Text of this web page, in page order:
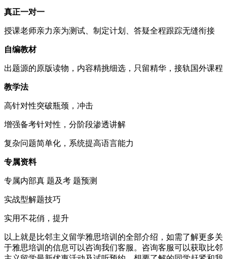
真正一对一
授课老师亲力亲为测试、制定计划、答疑全程跟踪无缝衔接
自编教材
出题源的原版读物，内容精挑细选，只留精华，接轨国外课程
教学法
高针对性突破瓶颈，冲击
增强备考针对性，分阶段渗透讲解
复杂问题简单化，系统提高语言能力
专属资料
专属内部真 题及考 题预测
实战型解题技巧
实用不花俏，提升
以上就是比邻主义留学雅思培训的全部介绍，如需了解更多关
于雅思培训的信息可以咨询我们客服。咨询客服可以获取比邻